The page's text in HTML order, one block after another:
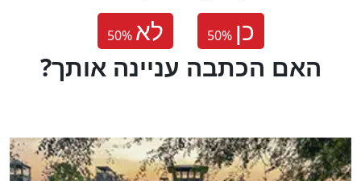
50% לא 50% כן
?האם הכתבה עניינה אותך